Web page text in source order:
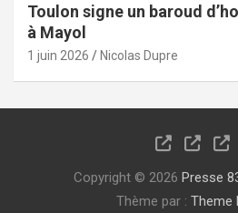
Toulon signe un baroud
à Mayol
1 juin 2026 Nicolas Dupre
Copyright © 2026 Presse
Thème par : Theme